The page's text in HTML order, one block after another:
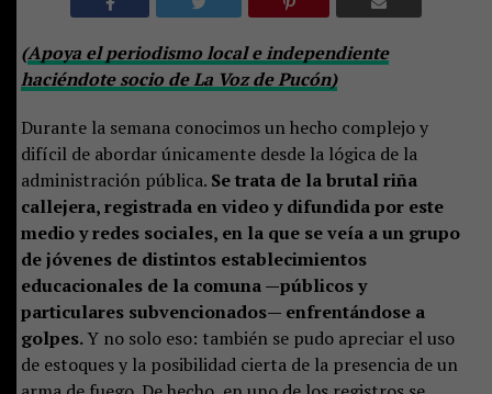
(Apoya el periodismo local e independiente
haciéndote socio de La Voz de Pucón)
Durante la semana conocimos un hecho complejo y
difícil de abordar únicamente desde la lógica de la
administración pública. Se trata de la brutal riña
callejera, registrada en video y difundida por este
medio y redes sociales, en la que se veía a un grupo
de jóvenes de distintos establecimientos
educacionales de la comuna —públicos y
particulares subvencionados— enfrentándose a
golpes.Y no solo eso: también se pudo apreciar el uso
de estoques y la posibilidad cierta de la presencia de un